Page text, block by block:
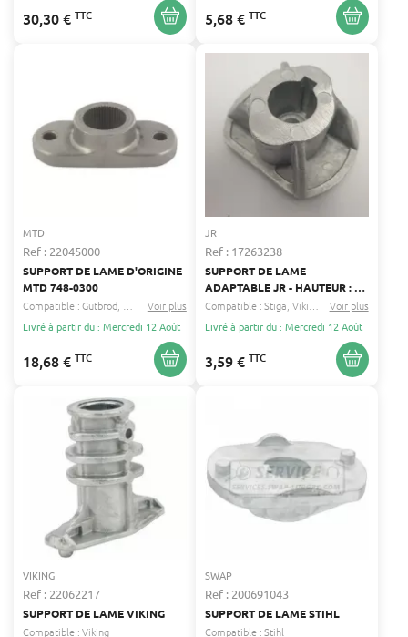
30,30 € TTC 5,68 € TTC
MTD
Ref : 22045000
SUPPORT DE LAME D'ORIGINE
MTD 748-0300
Compatible :Gutbrod Columbia ...
Voir plus
Livré à partir du : Mercredi 12 Août
18,68 € TTC
JR
Ref : 17263238
SUPPORT DE LAME
ADAPTABLE JR - HAUTEUR : 36
MM - REMPLACE ORIGINE :
125463200/0, 25463200/0,
80225-Y09-003
Compatible :Stiga Viking ...Voir plus
Livré à partir du : Mercredi 12 Août
3,59 € TTC
VIKING
Ref : 22062217
SUPPORT DE LAME VIKING
Compatible :Viking
SWAP
Ref : 200691043
SUPPORT DE LAME STIHL
Compatible :Stihl